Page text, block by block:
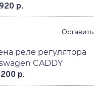
р.
реле регулятора
CADDY
р.